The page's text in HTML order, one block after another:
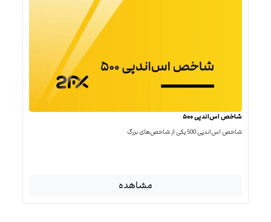
شاخص اس‌اندپی ۵۰۰
شاخص اس‌اند‌پی 500 یکی از شاخص‌های بزرگ
مشاهده